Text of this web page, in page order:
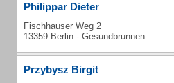
Philippar Dieter
Fischhauser Weg 2
13359 Berlin - Gesundbrunnen
Przybysz Birgit